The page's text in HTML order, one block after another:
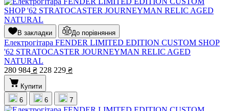
В закладки До порівняння
Електрогітара FENDER LIMITED EDITION CUSTOM SHOP
'62 STRATOCASTER JOURNEYMAN RELIC AGED
NATURAL
280 984 ₴ 228 229 ₴
Купити
6
6 7